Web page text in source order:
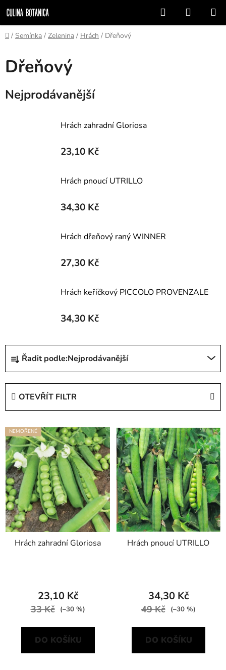
na
obsah
Hledat
KOŠÍK
Domů
/ Semínka / Zelenina / Hrách / Dřeňový
Dřeňový
Nejprodávanější
Hrách zahradní Gloriosa
23,10 Kč
Hrách pnoucí UTRILLO
34,30 Kč
Hrách dřeňový raný WINNER
27,30 Kč
Hrách keříčkový PICCOLO PROVENZALE
34,30 Kč
Ř
z
p
r
o
d
u
k
t
ů
Řadit podle:Nejprodávanější
OTEVŘÍT FILTR
V
ý
p
i
s
p
r
o
d
NEMOŘENÉ
Hrách zahradní Gloriosa
23,10 Kč
33 Kč (–30 %)
DO KOŠÍKU
Hrách pnoucí UTRILLO
34,30 Kč
49 Kč (–30 %)
DO KOŠÍKU